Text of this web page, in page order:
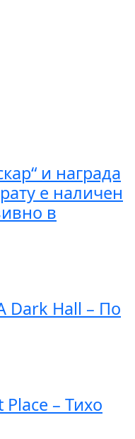
и награда
е наличен
в
Dark Hall – По
– Тихо